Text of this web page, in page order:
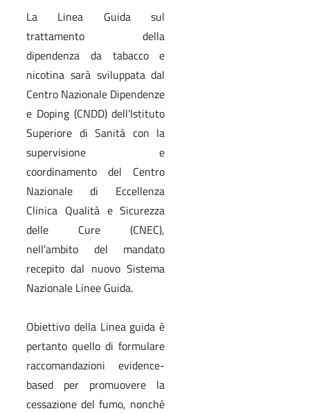
La Linea Guida sul
trattamento della
dipendenza da tabacco e
nicotina sarà sviluppata dal
Centro Nazionale Dipendenze
e Doping (CNDD) dell’Istituto
Superiore di Sanità con la
supervisione e
coordinamento del Centro
Nazionale di Eccellenza
Clinica Qualità e Sicurezza
delle Cure (CNEC),
nell’ambito del mandato
recepito dal nuovo Sistema
Nazionale Linee Guida.
Obiettivo della Linea guida è
pertanto quello di formulare
raccomandazioni evidence-
based per promuovere la
cessazione del fumo, nonché